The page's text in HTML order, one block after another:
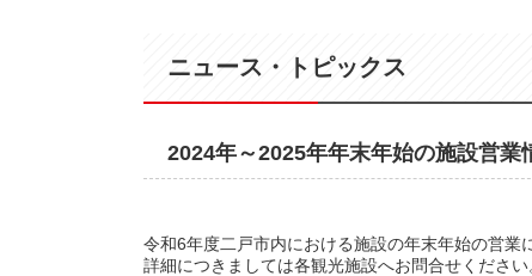
ニュース・トピックス
2024年～2025年年末年始の施設営業
令和6年度二戸市内における施設の年末年始の営業
詳細につきましては各観光施設へお問合せください